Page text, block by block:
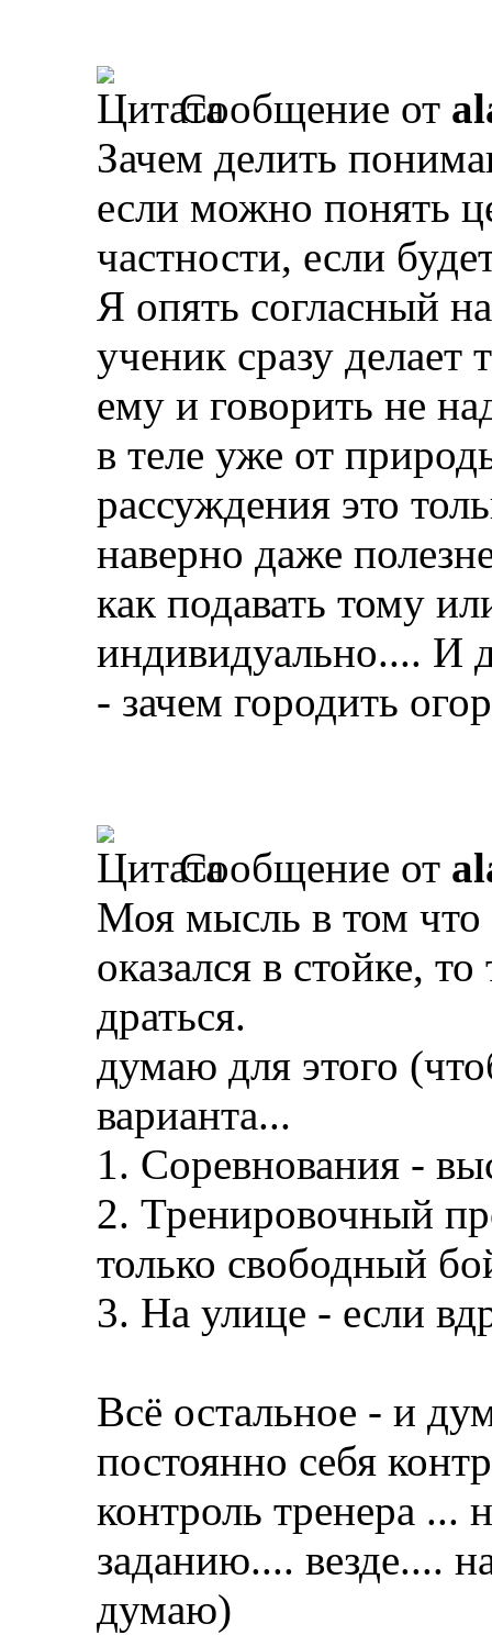
Сообщение от
Зачем делить
если можно понять
частности, если
Я опять согласный
ученик сразу делает
ему и говорить не
в теле уже от
рассуждения это
наверно даже
как подавать тому
индивидуально.... И
- зачем городить
Сообщение от
Моя мысль в том что
оказался в стойке,
драться.
думаю для этого
варианта...
1. Соревнования -
2. Тренировочный
только свободный
3. На улице - если
Всё остальное - и
постоянно себя
контроль тренера ...
заданию.... везде....
думаю)